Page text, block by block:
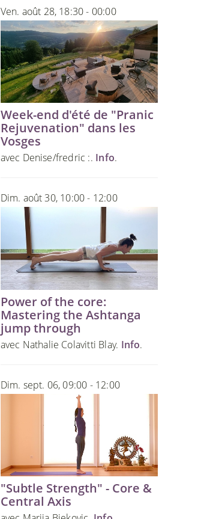
Ven. août 28, 18:30 - 00:00
Week-end d'été de "Pranic
Rejuvenation" dans les
Vosges
avec Denise/fredric :. Info.
Dim. août 30, 10:00 - 12:00
Power of the core:
Mastering the Ashtanga
jump through
avec Nathalie Colavitti Blay. Info.
Dim. sept. 06, 09:00 - 12:00
"Subtle Strength" - Core &
Central Axis